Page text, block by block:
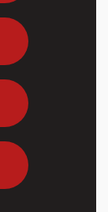
из
в 15
63
сообщил,
удары по